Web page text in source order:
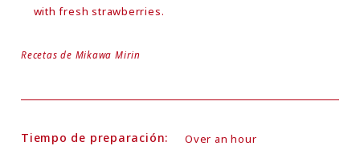
with fresh strawberries.
Recetas de Mikawa Mirin
Tiempo de preparación: Over an hour